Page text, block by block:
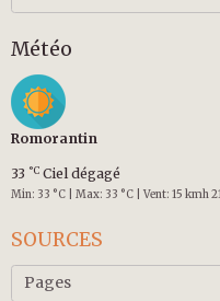
Météo
Romorantin
33 °C Ciel dégagé
Min: 33 °C | Max: 33 °C | Vent: 15 kmh
SOURCES